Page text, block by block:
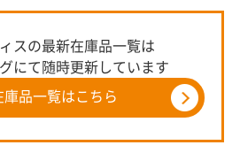
スの最新在庫品一覧は
にて随時更新しています
庫品一覧はこちら